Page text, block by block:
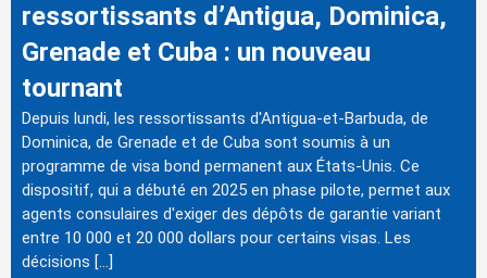
ressortissants d’Antigua, Dominica,
Grenade et Cuba : un nouveau
tournant
Depuis lundi, les ressortissants d'Antigua-et-Barbuda, de
Dominica, de Grenade et de Cuba sont soumis à un
programme de visa bond permanent aux États-Unis. Ce
dispositif, qui a débuté en 2025 en phase pilote, permet aux
agents consulaires d'exiger des dépôts de garantie variant
entre 10 000 et 20 000 dollars pour certains visas. Les
décisions […]